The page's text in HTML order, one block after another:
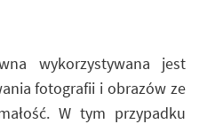
wykorzystywana jest
fotografii i obrazów ze
W tym przypadku